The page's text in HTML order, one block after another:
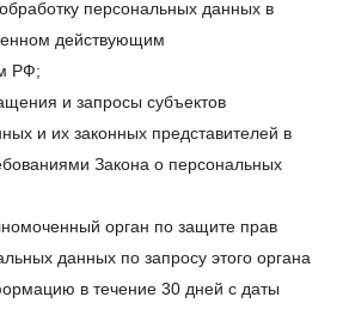
персональных данных в
действующим
РФ;
и запросы субъектов
и их законных представителей в
Закона о персональных
орган по защите прав
данных по запросу этого органа
в течение 30 дней с даты